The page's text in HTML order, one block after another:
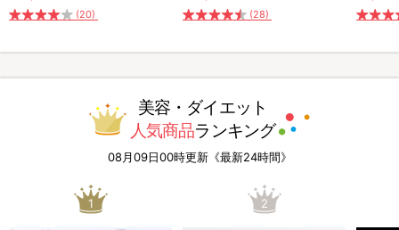
(20) (28)
美容・ダイエット
人気商品ランキング
08月09日00時更新《最新24時間》
1 2